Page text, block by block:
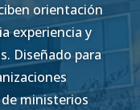
orientación
experiencia y
Diseñado para
ministerios